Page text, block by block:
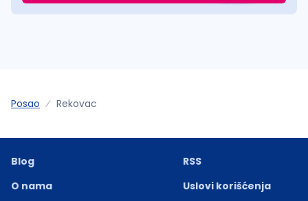
Posao Rekovac
Blog
O nama
RSS
Uslovi korišćenja